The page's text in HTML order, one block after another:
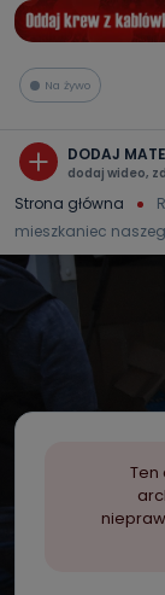
Na żywo
DODAJ
dodaj wideo,
Strona główna
mieszkaniec
Ten